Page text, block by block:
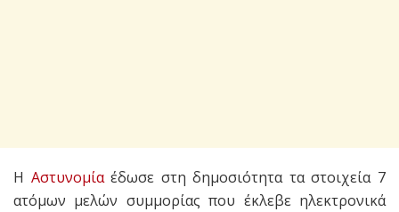
Η Αστυνομίαέδωσε στη δημοσιότητα τα στοιχεία 7
ατόμων μελών συμμορίας που έκλεβε ηλεκτρονικά